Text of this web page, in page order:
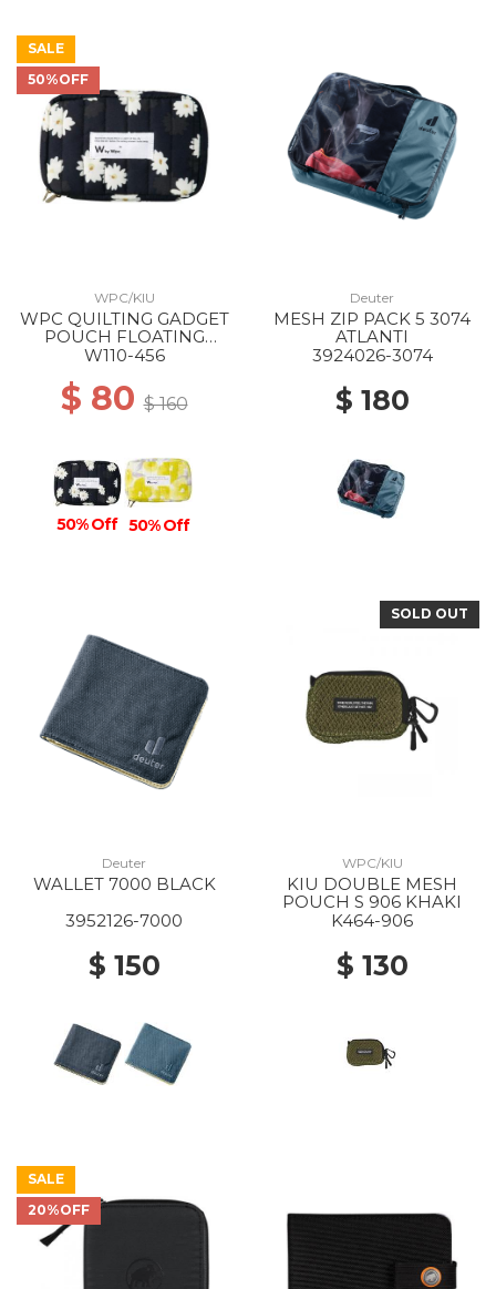
SALE
50%OFF
WPC/KIU
WPC QUILTING GADGET
POUCH FLOATING
DAISIES BLACK
W110-456
$ 80$ 160
50% Off 50% Off
Deuter
MESH ZIP PACK 5 3074
ATLANTI
3924026-3074
$ 180
Deuter
WALLET 7000 BLACK
3952126-7000
$ 150
SOLD OUT
WPC/KIU
KIU DOUBLE MESH
POUCH S 906 KHAKI
K464-906
$ 130
SALE
20%OFF